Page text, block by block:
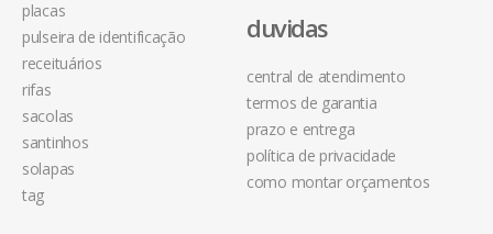
placas
pulseira de identificação
receituários
rifas
sacolas
santinhos
solapas
tag
duvidas
central de atendimento
termos de garantia
prazo e entrega
política de privacidade
como montar orçamentos